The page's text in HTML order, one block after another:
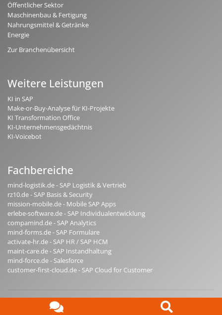
Öffentlicher Sektor
Maschinenbau & Fertigung
Nahrungsmittel & Getränke
Energie
Zur Branchenübersicht
Weitere Leistungen
KI in SAP
Make-or-Buy-Analyse für KI-Projekte
KI Transformation Office
KI-Unternehmensgedächtnis
KI-Voicebot
Fachbereiche
mind-logistik.de - SAP Logistik & Vertrieb
rz10.de - SAP Basis & Security
mission-mobile.de - Mobile SAP Apps
erlebe-software.de - SAP Individualentwicklung
compamind.de - SAP Analytics
mind-forms.de - SAP Formulare
activate-hr.de - SAP HR / SAP HCM
maint-care.de - SAP Instandhaltung
mind-force.de - Salesforce
customer-first-cloud.de - SAP Cloud for Customer
© copyright 2026 mindsquare AG